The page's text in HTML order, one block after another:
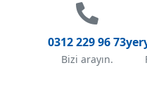
0312 229 96 73
Bizi arayın.